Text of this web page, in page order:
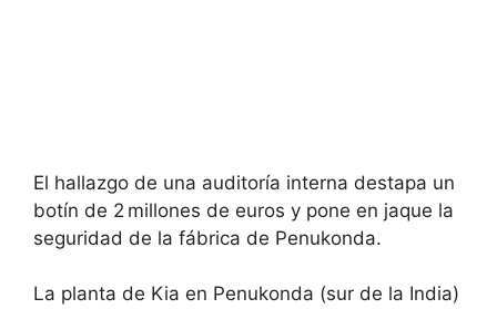
El hallazgo de una auditoría interna destapa un
botín de 2 millones de euros y pone en jaque la
seguridad de la fábrica de Penukonda.
La planta de Kia en Penukonda (sur de la India)